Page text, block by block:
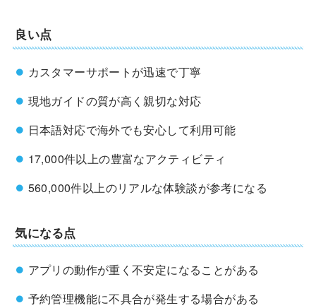
良い点
カスタマーサポートが迅速で丁寧
現地ガイドの質が高く親切な対応
日本語対応で海外でも安心して利用可能
17,000件以上の豊富なアクティビティ
560,000件以上のリアルな体験談が参考になる
気になる点
アプリの動作が重く不安定になることがある
予約管理機能に不具合が発生する場合がある